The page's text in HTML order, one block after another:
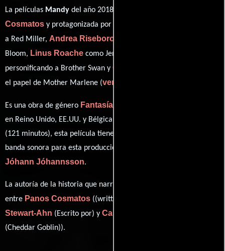
La películas Mandy del año 2018, está dirigida por
Cosmatos y protagonizada por
a Red Miller, Andrea Riseborough
Bloom, Linus Roache como Jeremiah Sand,
personificando a Brother Swan y Olwen Fouere
el papel de Mother Marlene (ver créditos completos
Es una obra de género Fantasía
en Reino Unido, EE.UU. y Bélgica. Con una duración de 2h 1m
(121 minutos), esta película tiene diálogos originales en
banda sonora para esta producción ha sido compuesta por
Jóhann Jóhannsson.
La autoría de la historia que narra esta obra está compartida
entre Panos Cosmatos ((written by) / (story by)),
Stewart-Ahn (Escrito por) y Casper Kelly
(Cheddar Goblin)).